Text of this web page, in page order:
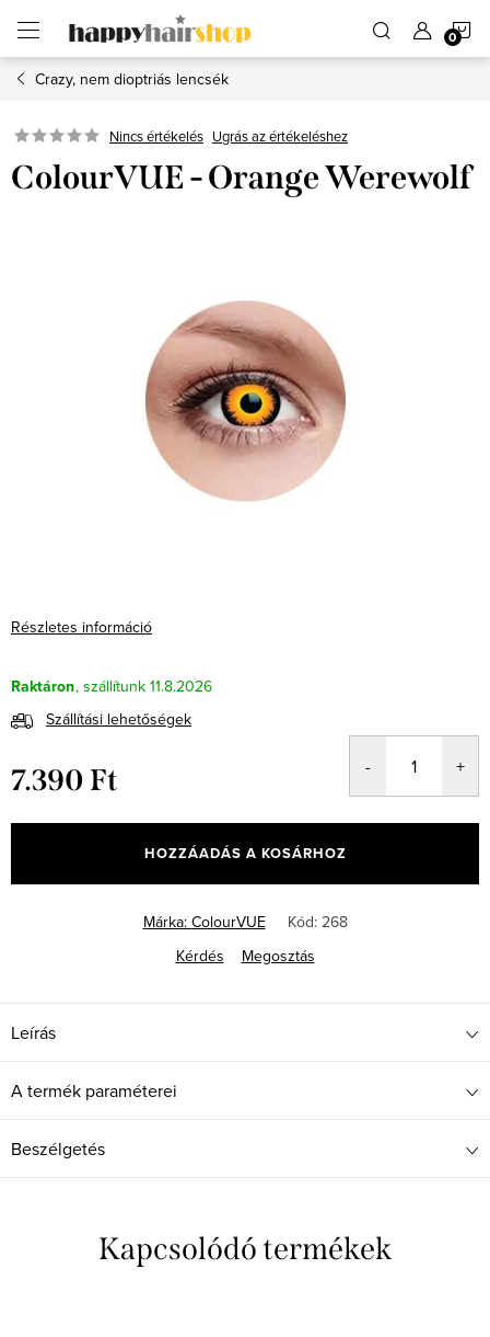
fő
tartalomhozCrazy, nem dioptriás lencsék
Nincs értékelés Ugrás az értékeléshez
ColourVUE - Orange Werewolf
Részletes információ
Raktáron
11.8.2026
Szállítási lehetőségek
7.390 Ft
HOZZÁADÁS A KOSÁRHOZ
Márka: ColourVUE Kód: 268
Kérdés
Megosztás
Leírás
A termék paraméterei
Beszélgetés
Kapcsolódó termékek